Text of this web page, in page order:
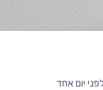
יום אחד